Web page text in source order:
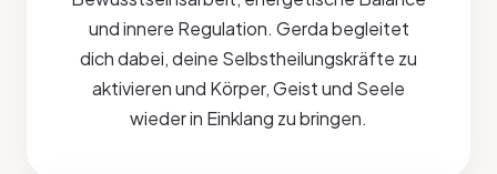
und innere Regulation. Gerda begleitet
dich dabei, deine Selbstheilungskräfte zu
aktivieren und Körper, Geist und Seele
wieder in Einklang zu bringen.